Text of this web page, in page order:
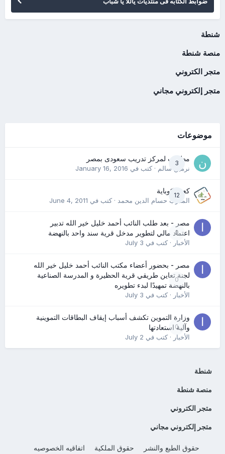
شنطة
منصة شنطة
متجر الكتروني
متجر إلكتروني مجاني
موضوعات
3
مطلوب لمركز تدريب سعودى بمصر
نرمين سالم· كتب في January 16, 2016
12
كعب كوباية
المدرب حسام الدين محمد· كتب في June 4, 2011
0
مصر - بعد طلب النائب أحمد خليل خير الله تدبير
اعتماد مالي لتطوير مدخل قرية سند واحد بالنهضة
الأخبار· كتب في July 3
0
مصر - بحضور أعضاء مكتب النائب أحمد خليل خير الله
لجنة تعاين طريقي قرية الحظيرة و المدرسة الصناعية
بالنهضة تمهيدًا لبدء تطويره
الأخبار· كتب في July 3
0
وزارة التموين تكشف أسباب إيقاف البطاقات التموينية
وآلية استعادتها
الأخبار· كتب في July 2
شنطة
منصة شنطة
متجر الكتروني
متجر إلكتروني مجاني
حقوق الطبع والنشر حقوق الملكية اتفاقيه الخصوصيه